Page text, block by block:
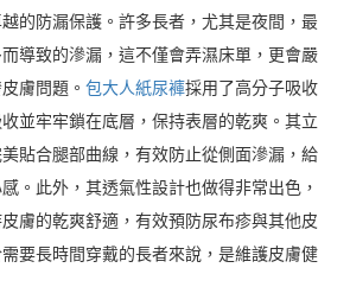
的防漏保護。許多長者，尤其是夜間，最
導致的滲漏，這不僅會弄濕床單，更會嚴
膚問題。 包大人紙尿褲採用了高分子吸收
並牢牢鎖在底層，保持表層的乾爽。其立
貼合腿部曲線，有效防止從側面滲漏，給
。此外，其透氣性設計也做得非常出色，
膚的乾爽舒適，有效預防尿布疹與其他皮
要長時間穿戴的長者來說，是維護皮膚健